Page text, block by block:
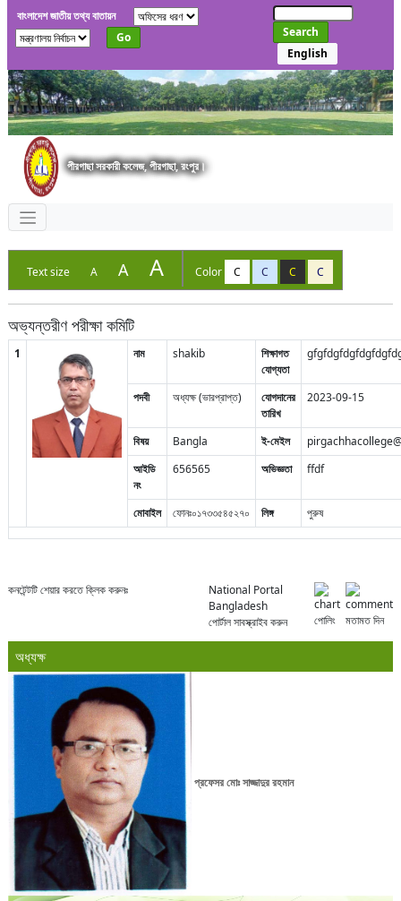
বাংলাদেশ জাতীয় তথ্য বাতায়ন
Go
Search
English
পীরগাছা সরকারী কলেজ, পীরগাছা, রংপুর।
Text size A A A Color C C C C
অভ্যন্তরীণ পরীক্ষা কমিটি
1 নাম shakib
শিক্ষাগত
যোগ্যতা
পদবী অধ্যক্ষ (ভারপ্রাপ্ত)
যোগদানের
তারিখ
2023-09-15
বিষয় Bangla ই-মেইল
আইডি
নং
656565 অভিজ্ঞতা ffdf
মোবাইল ফোনঃ০১৭৩৩৫৪৫২৭০ লিঙ্গ পুরুষ
কনটেন্টটি শেয়ার করতে ক্লিক করুনঃ
National Portal
Bangladesh
পোর্টাল সাবস্ক্রাইব করুন
পোলিং মতামত দিন
অধ্যক্ষ
প্রফেসর মোঃ সাজ্জাদুর রহমান